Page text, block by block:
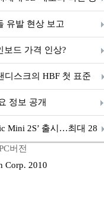
유발 현상 보고
보드 가격 인상?
디스크의 HBF 첫 표준
정보 공개
Mini 2S’ 출시…최대 28
버전
Corp. 2010